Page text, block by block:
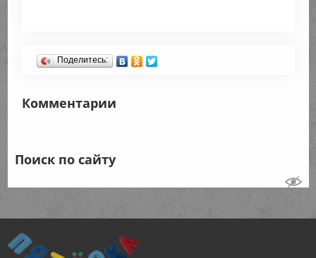
Поделитесь:
Комментарии
Поиск по сайту